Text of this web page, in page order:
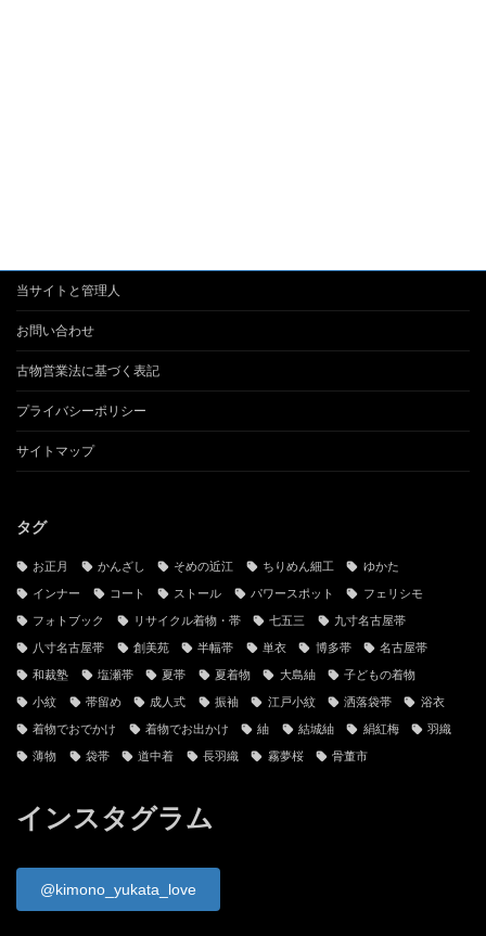
当サイトと管理人
お問い合わせ
古物営業法に基づく表記
プライバシーポリシー
サイトマップ
タグ
お正月 かんざし そめの近江 ちりめん細工 ゆかた
インナー コート ストール パワースポット フェリシモ
フォトブック リサイクル着物・帯 七五三 九寸名古屋帯
八寸名古屋帯 創美苑 半幅帯 単衣 博多帯 名古屋帯
和裁塾 塩瀬帯 夏帯 夏着物 大島紬 子どもの着物
小紋 帯留め 成人式 振袖 江戸小紋 洒落袋帯 浴衣
着物でおでかけ 着物でお出かけ 紬 結城紬 絹紅梅 羽織
薄物 袋帯 道中着 長羽織 霧夢桜 骨董市
インスタグラム
@kimono_yukata_love